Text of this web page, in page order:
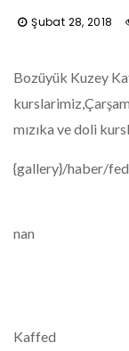
Şubat 28, 2018
Bozüyük Kuzey
mızıka ve doli
{gallery}/haber/
nan
Kaffed